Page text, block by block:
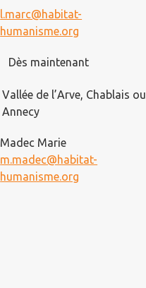
l.marc@habitat-
humanisme.org
Dès maintenant
Vallée de l’Arve, Chablais ou
Annecy
Madec Marie
m.madec@habitat-
humanisme.org